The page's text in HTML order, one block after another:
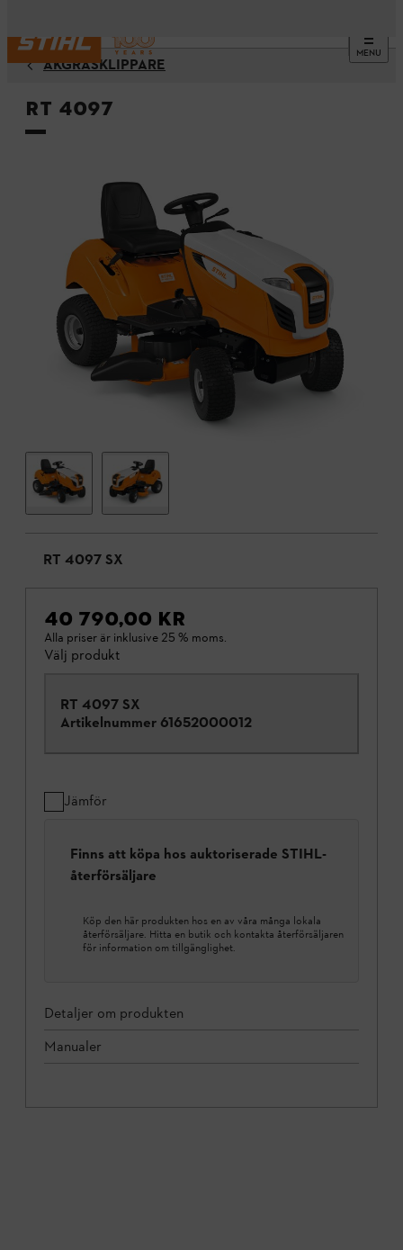
MENU
ÅKGRÄSKLIPPARE
RT 4097
RT 4097 SX
40 790,00 KR
Alla priser är inklusive 25 % moms.
Välj produkt
RT 4097 SX
Artikelnummer 61652000012
Jämför
Finns att köpa hos auktoriserade STIHL-
återförsäljare
Köp den här produkten hos en av våra många lokala
återförsäljare. Hitta en butik och kontakta återförsäljaren
för information om tillgänglighet.
Detaljer om produkten
Manualer